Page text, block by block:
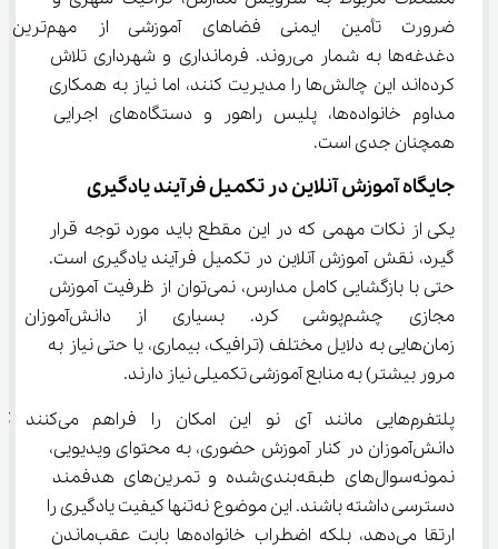
ضرورت تأمین ایمنی فضاهای آموزشی از مهم‌ترین
دغدغه‌ها به شمار می‌روند. فرمانداری و شهرداری تلاش
کرده‌اند این چالش‌ها را مدیریت کنند، اما نیاز به همکاری
مداوم خانواده‌ها، پلیس راهور و دستگاه‌های اجرایی
همچنان جدی است.
جایگاه آموزش آنلاین در تکمیل فرآیند یادگیری
یکی از نکات مهمی که در این مقطع باید مورد توجه قرار
گیرد، نقش آموزش آنلاین در تکمیل فرآیند یادگیری است.
حتی با بازگشایی کامل مدارس، نمی‌توان از ظرفیت آموزش
مجازی چشم‌پوشی کرد. بسیاری از
زمان‌هایی به دلایل مختلف (ترافیک، بیماری، یا حتی نیاز به
مرور بیشتر) به منابع آموزشی تکمیلی نیاز دارند.
پلتفرم‌هایی مانند آی‌ نو این امکان را
دانش‌آموزان در کنار آموزش حضوری، به محتوای ویدیویی،
نمونه‌سوال‌های طبقه‌بندی‌شده و تمرین‌های هدفمند
دسترسی داشته باشند. این موضوع نه‌تنها کیفیت یادگیری را
ارتقا می‌دهد، بلکه اضطراب خانواده‌ها بابت عقب‌ماندن